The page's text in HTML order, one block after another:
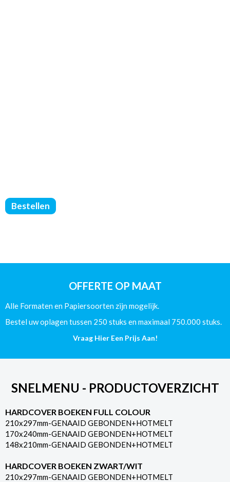
WANDKALENDERS
WIRE-
Bestellen
OFFERTE OP MAAT
Alle Formaten en Papiersoorten zijn mogelijk.
Bestel uw oplagen tussen 250 stuks en maximaal 750.000 stuks.
Vraag Hier Een Prijs Aan!
SNELMENU - PRODUCTOVERZICHT
HARDCOVER BOEKEN FULL COLOUR
210x297mm-GENAAID GEBONDEN+HOTMELT
170x240mm-GENAAID GEBONDEN+HOTMELT
148x210mm-GENAAID GEBONDEN+HOTMELT
HARDCOVER BOEKEN ZWART/WIT
210x297mm-GENAAID GEBONDEN+HOTMELT